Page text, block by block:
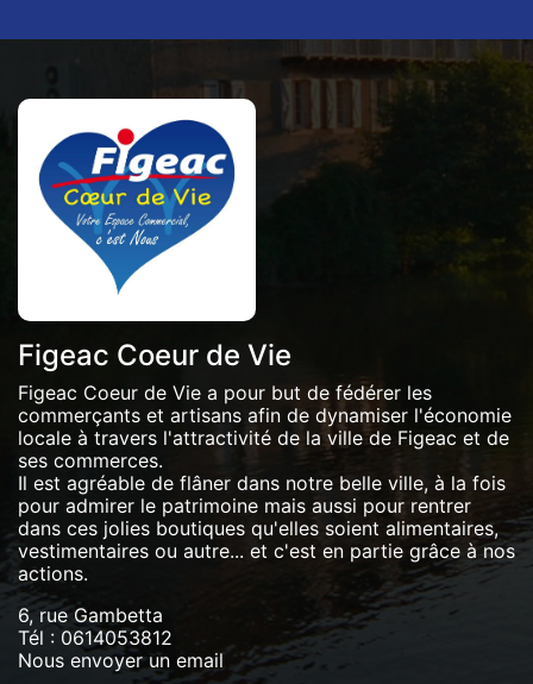
Figeac Coeur de Vie
Figeac Coeur de Vie a pour but de fédérer les
commerçants et artisans afin de dynamiser l'économie
locale à travers l'attractivité de la ville de Figeac et de
ses commerces.
Il est agréable de flâner dans notre belle ville, à la fois
pour admirer le patrimoine mais aussi pour rentrer
dans ces jolies boutiques qu'elles soient alimentaires,
vestimentaires ou autre... et c'est en partie grâce à nos
actions.
6, rue Gambetta
Tél : 0614053812
Nous envoyer un email